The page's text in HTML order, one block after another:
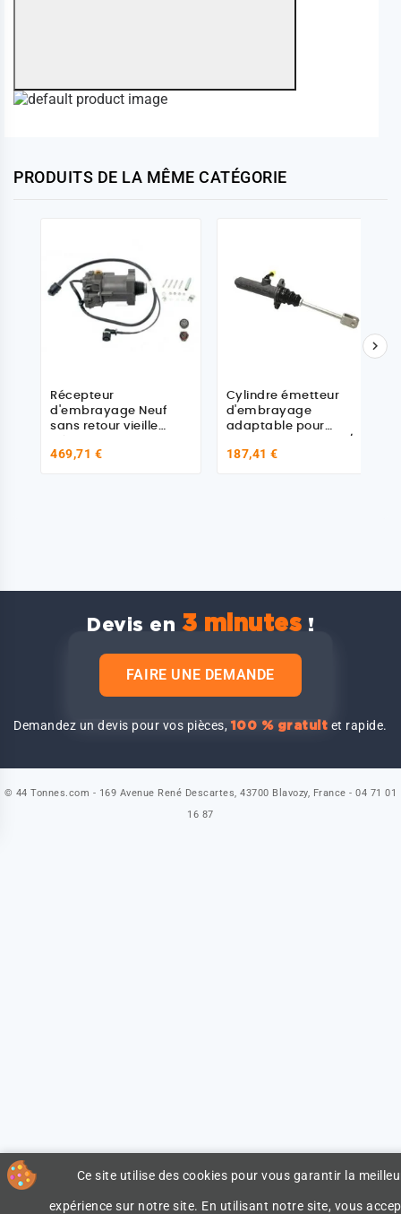
PRODUITS DE LA MÊME CATÉGORIE
Récepteur
d'embrayage Neuf
sans retour vieille
Iveco, Renault, Volvo
469,71 €
Cylindre émetteur
d'embrayage
adaptable pour
G
187,41 €

Devis en 3 minutes !
FAIRE UNE DEMANDE
Demandez un devis pour vos pièces,100 % gratuit et rapide.
Ce site utilise des cookies pour vous garantir la
expérience sur notre site. En utilisant notre site, vous
© 44 Tonnes.com - 169 Avenue René Descartes, 43700 Blavozy, France - 04 71 01
16 87